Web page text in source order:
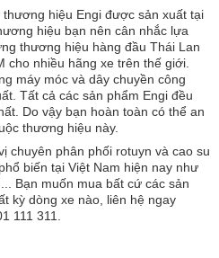
thương hiệu Engi được sản xuất tại
hiệu bạn nên cân nhắc lựa
thương hiệu hàng đầu Thái Lan
cho nhiều hãng xe trên thế giới.
máy móc và dây chuyền công
Tất cả các sản phẩm Engi đều
Do vậy bạn hoàn toàn có thể an
thương hiệu này.
chuyên phân phối rotuyn và cao su
biến tại Việt Nam hiện nay như
Bạn muốn mua bất cứ các sản
kỳ dòng xe nào, liên hệ ngay
111 311.